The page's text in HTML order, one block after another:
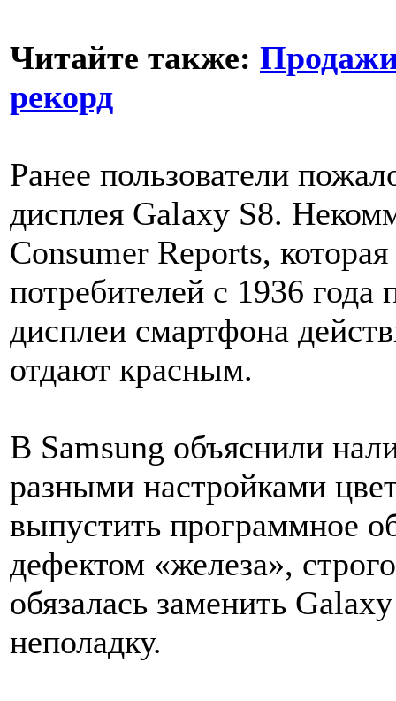
Читайте также:
рекорд
Ранее пользователи
дисплея Galaxy S8.
Consumer Reports,
потребителей с 1936 года
дисплеи смартфона
отдают красным.
В Samsung объяснили
разными настройками
выпустить программное
дефектом «железа»,
обязалась заменить
неполадку.